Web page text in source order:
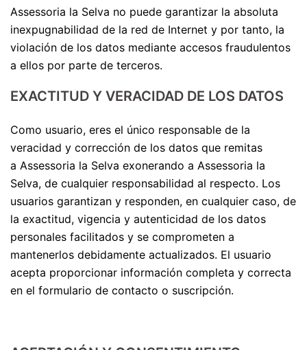
Assessoria la Selva no puede garantizar la absoluta
inexpugnabilidad de la red de Internet y por tanto, la
violación de los datos mediante accesos fraudulentos
a ellos por parte de terceros.
EXACTITUD Y VERACIDAD DE LOS DATOS
Como usuario, eres el único responsable de la
veracidad y corrección de los datos que remitas
a Assessoria la Selva exonerando a Assessoria la
Selva, de cualquier responsabilidad al respecto. Los
usuarios garantizan y responden, en cualquier caso, de
la exactitud, vigencia y autenticidad de los datos
personales facilitados y se comprometen a
mantenerlos debidamente actualizados. El usuario
acepta proporcionar información completa y correcta
en el formulario de contacto o suscripción.